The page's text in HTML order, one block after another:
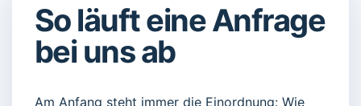
So läuft eine Anfrage
bei uns ab
Am Anfang steht immer die Einordnung: Wie